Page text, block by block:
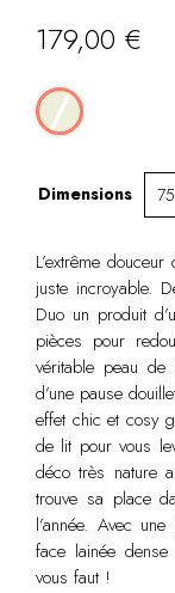
179,00 €
Dimensions
L’extrême
juste incroyable.
Duo un produit
pièces pour
véritable peau de
d’une pause
effet chic et cosy
de lit pour vous
déco très nature
trouve sa place
l’année. Avec
face lainée dense
vous faut !